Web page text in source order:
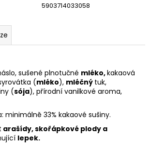
5903714033058
sušené plnotučné mléko,kakaová
(mléko), mléčný tuk,
(sója), přírodní vanilkové aroma,
minimálně 33% kakaové sušiny.
arašídy, skořápkové plody a
lepek.